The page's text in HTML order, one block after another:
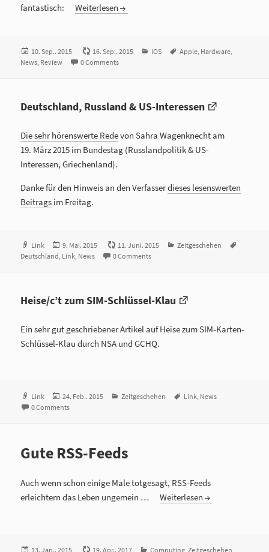
fantastisch:Weiterlesen
Veröffentlicht
am
10. Sep.. 2015 16. Sep.. 2015 Kategorien
iOS Tags
Apple Hardware
News Review 0 Comments
Deutschland, Russland & US-Interessen
Die sehr hörenswerte Redevon Sahra Wagenknecht am
19. März 2015 im Bundestag (Russlandpolitik & US-
Interessen, Griechenland).
Danke für den Hinweis an den Verfasserdieses lesenswerten
Beitrags im Freitag.
Format
Link
Veröffentlicht
am
9. Mai. 2015 11. Juni. 2015 Kategorien
Zeitgeschehen
Deutschland, Link, News 0 Comments
Heise/c’t zum SIM-Schlüssel-Klau
Ein sehr gut geschriebener Artikel auf Heise zum SIM-Karten-
Schlüssel-Klau durch NSA und GCHQ.
Format
Link
Veröffentlicht
am
24. Feb.. 2015 Kategorien
Zeitgeschehen Tags
Link News
0 Comments
Gute RSS-Feeds
Auch wenn schon einige Male totgesagt, RSS-Feeds
erleichtern das Leben ungemein …Weiterlesen
Veröffentlicht
13. Jan.. 2015 19. Apr.. 2017 Kategorien
Computing Zeitgeschehen